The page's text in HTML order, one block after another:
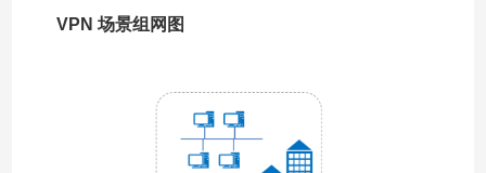
VPN 场景组网图